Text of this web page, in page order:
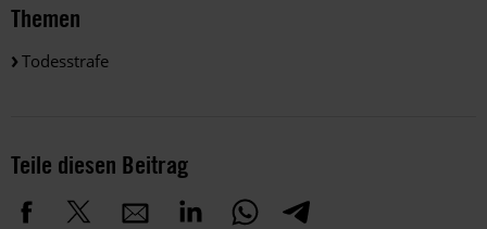
Themen
Todesstrafe
Teile diesen Beitrag